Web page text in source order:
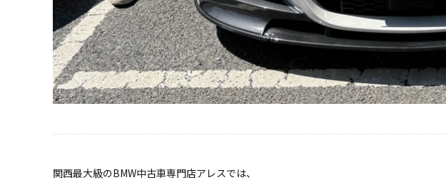
関西最大級のBMW中古車専門店アレスでは、